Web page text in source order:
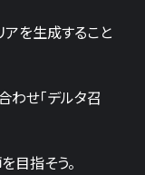
アを生成すること
せ「デルタ召
目指そう。